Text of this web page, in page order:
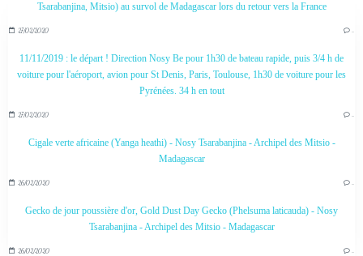
Tsarabanjina, Mitsio) au survol de Madagascar lors du retour vers la France
27/02/2020 …
11/11/2019 : le départ ! Direction Nosy Be pour 1h30 de bateau rapide, puis 3/4 h de
voiture pour l'aéroport, avion pour St Denis, Paris, Toulouse, 1h30 de voiture pour les
Pyrénées. 34 h en tout
27/02/2020 …
Cigale verte africaine (Yanga heathi) - Nosy Tsarabanjina - Archipel des Mitsio -
Madagascar
26/02/2020 …
Gecko de jour poussière d'or, Gold Dust Day Gecko (Phelsuma laticauda) - Nosy
Tsarabanjina - Archipel des Mitsio - Madagascar
26/02/2020 …